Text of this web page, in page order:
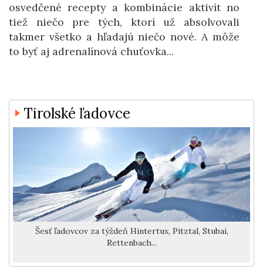
osvedčené recepty a kombinácie aktivít no
tiež niečo pre tých, ktorí už absolvovali
takmer všetko a hľadajú niečo nové. A môže
to byť aj adrenalínová chuťovka...
Tirolské ľadovce
Šesť ľadovcov za týždeň Hintertux, Pitztal, Stubai,
Rettenbach...